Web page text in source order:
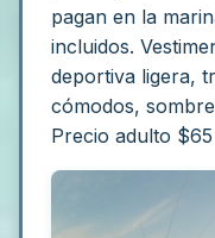
pagan en la
incluidos.
deportiva ligera,
cómodos,
Precio adulto